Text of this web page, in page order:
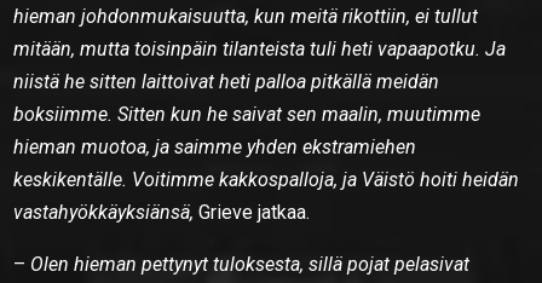
hieman johdonmukaisuutta, kun meitä rikottiin, ei tullut
mitään, mutta toisinpäin tilanteista tuli heti vapaapotku. Ja
niistä he sitten laittoivat heti palloa pitkällä meidän
boksiimme. Sitten kun he saivat sen maalin, muutimme
hieman muotoa, ja saimme yhden ekstramiehen
keskikentälle. Voitimme kakkospalloja, ja Väistö hoiti heidän
vastahyökkäyksiänsä, Grieve jatkaa.
– Olen hieman pettynyt tuloksesta, sillä pojat pelasivat